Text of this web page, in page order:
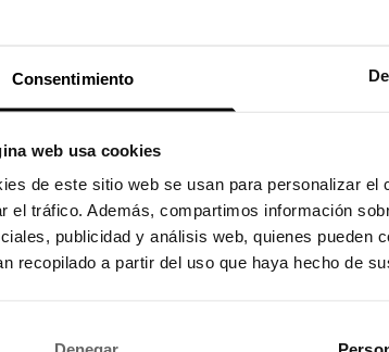
Consentimiento
web usa cookies
de este sitio web se usan para personalizar
el tráfico. Además, compartimos información
publicidad y análisis web, quienes pueden
recopilado a partir del uso que haya hecho de
Los diseños más